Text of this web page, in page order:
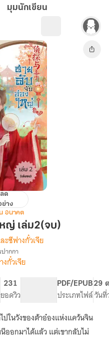
มุมนักเขียน
ลด
ย่าง
อนาคต
ญ่ เล่ม2(จบ)
อง
ยลับ
จับ
อ๋อง
ใหญ่
(จบ
ว
มีEbook)
ะซีฟางกั๋วเจีย
ากกา
กั๋วเจีย
231
ยอดวิว
PDF/EPUB
ประเภทไฟล์
29
วันที่
ปในวังของต้าอ๋องแห่งแคว้นจิน
ออกมาได้แล้ว แต่เขากลับไม่